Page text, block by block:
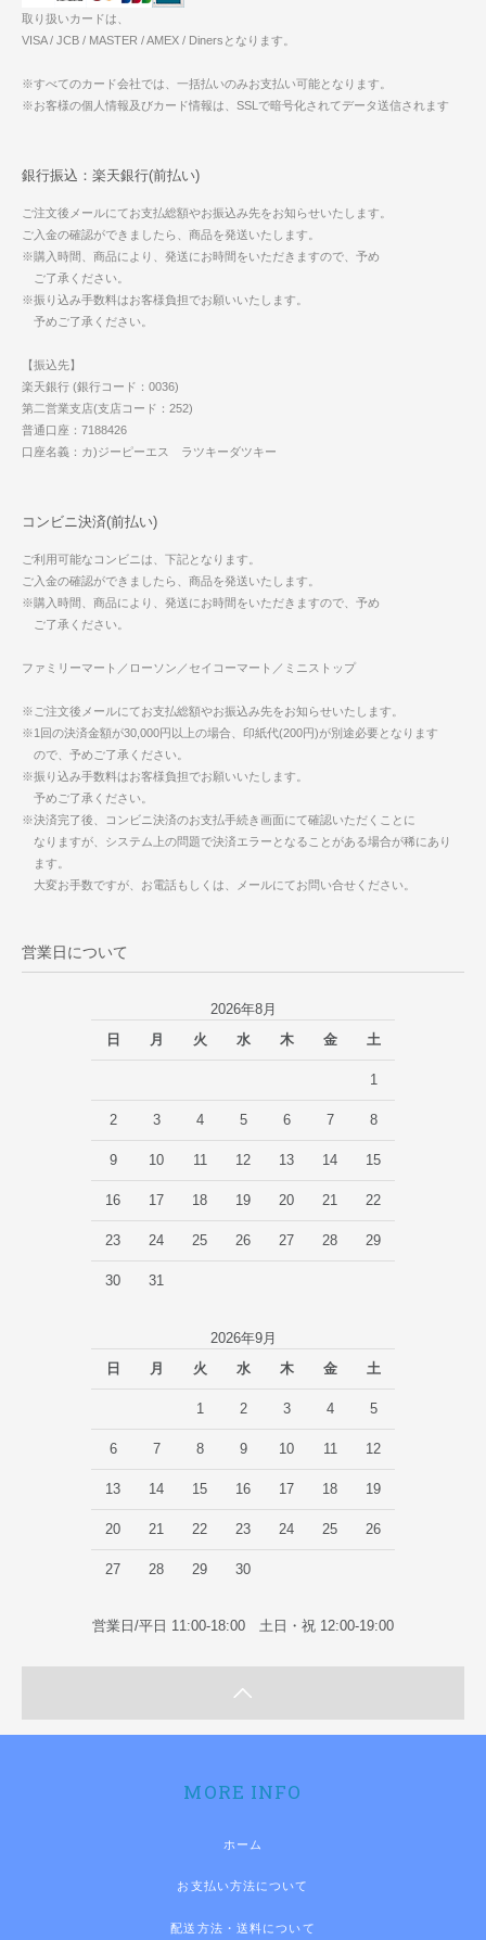
取り扱いカードは、
VISA / JCB / MASTER / AMEX / Dinersとなります。
※すべてのカード会社では、一括払いのみお支払い可能となります。
※お客様の個人情報及びカード情報は、SSLで暗号化されてデータ送信されます
銀行振込：楽天銀行(前払い)
ご注文後メールにてお支払総額やお振込み先をお知らせいたします。
ご入金の確認ができましたら、商品を発送いたします。
※購入時間、商品により、発送にお時間をいただきますので、予め
ご了承ください。
※振り込み手数料はお客様負担でお願いいたします。
予めご了承ください。
【振込先】
楽天銀行 (銀行コード：0036)
第二営業支店(支店コード：252)
普通口座：7188426
口座名義：カ)ジーピーエス ラツキーダツキー
コンビニ決済(前払い)
ご利用可能なコンビニは、下記となります。
ご入金の確認ができましたら、商品を発送いたします。
※購入時間、商品により、発送にお時間をいただきますので、予め
ご了承ください。
ファミリーマート／ローソン／セイコーマート／ミニストップ
※ご注文後メールにてお支払総額やお振込み先をお知らせいたします。
※1回の決済金額が30,000円以上の場合、印紙代(200円)が別途必要となります
ので、予めご了承ください。
※振り込み手数料はお客様負担でお願いいたします。
予めご了承ください。
※決済完了後、コンビニ決済のお支払手続き画面にて確認いただくことに
なりますが、システム上の問題で決済エラーとなることがある場合が稀にあり
ます。
大変お手数ですが、お電話もしくは、メールにてお問い合せください。
営業日について
2026年8月
日
月 火 水 木 金 土
1
2 3 4 5 6 7 8
9 10 11 12 13 14 15
16 17 18 19 20 21 22
23 24 25 26 27 28 29
30 31
2026年9月
日
月 火 水 木 金 土
1 2 3 4 5
6 7 8 9 10 11 12
13 14 15 16 17 18 19
20 21 22 23 24 25 26
27 28 29 30
営業日/平日 11:00-18:00 土日・祝 12:00-19:00
MORE INFO
ホーム
お支払い方法について
配送方法・送料について